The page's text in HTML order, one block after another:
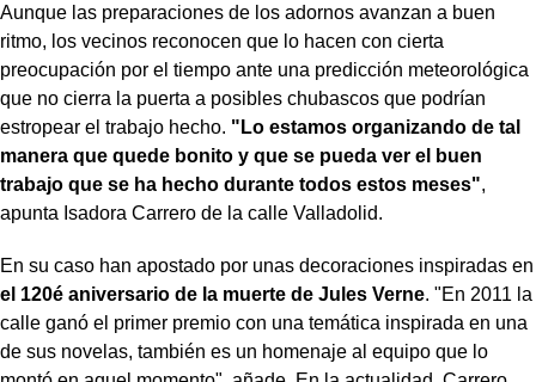
Aunque las preparaciones de los adornos avanzan a buen
ritmo, los vecinos reconocen que lo hacen con cierta
preocupación por el tiempo ante una predicción meteorológica
que no cierra la puerta a posibles chubascos que podrían
estropear el trabajo hecho. "Lo estamos organizando de tal
manera que quede bonito y que se pueda ver el buen
trabajo que se ha hecho durante todos estos meses",
apunta Isadora Carrero de la calle Valladolid.
En su caso han apostado por unas decoraciones inspiradas en
el 120é aniversario de la muerte de Jules Verne. "En 2011 la
calle ganó el primer premio con una temática inspirada en una
de sus novelas, también es un homenaje al equipo que lo